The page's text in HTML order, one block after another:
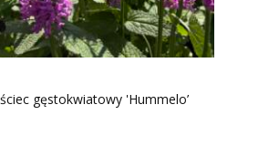
gęstokwiatowy 'Hummelo’